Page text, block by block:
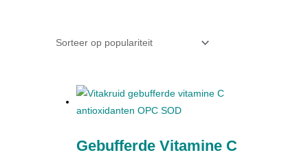
Gebufferde Vitamine C